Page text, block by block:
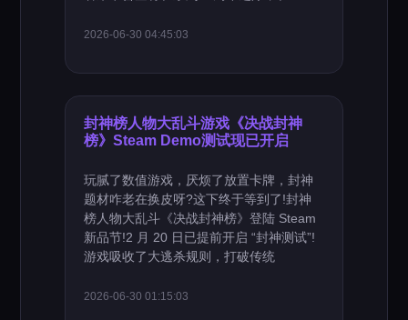
2026-06-30 04:45:03
封神榜人物大乱斗游戏《决战封神
榜》Steam Demo测试现已开启
玩腻了数值游戏，厌烦了放置卡牌，封神
题材咋老在换皮呀?这下终于等到了!封神
榜人物大乱斗《决战封神榜》登陆 Steam
新品节!2 月 20 日已提前开启 “封神测试”!
游戏吸收了大逃杀规则，打破传统
2026-06-30 01:15:03